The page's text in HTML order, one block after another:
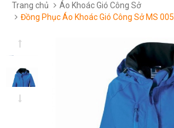
Trang chủ
Áo Khoác Gió Công Sở
Đồng Phục Áo Khoác Gió Công Sở MS 005